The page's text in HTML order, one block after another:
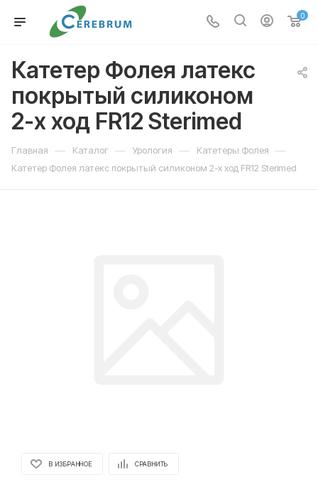
0
Катетер Фолея латекс
покрытый силиконом
2-х ход FR12 Sterimed
Главная — Каталог — Урология — Катетеры Фолея —
Катетер Фолея латекс покрытый силиконом 2-х ход FR12 Sterimed
В ИЗБРАННОЕ СРАВНИТЬ